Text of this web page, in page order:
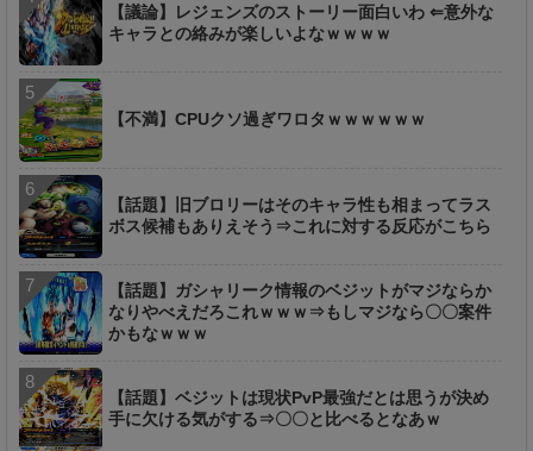
【議論】レジェンズのストーリー面白いわ ⇐意外な
キャラとの絡みが楽しいよなｗｗｗｗ
【不満】CPUクソ過ぎワロタｗｗｗｗｗｗ
【話題】旧ブロリーはそのキャラ性も相まってラス
ボス候補もありえそう⇒これに対する反応がこちら
【話題】ガシャリーク情報のベジットがマジならか
なりやべえだろこれｗｗｗ⇒もしマジなら〇〇案件
かもなｗｗｗ
【話題】ベジットは現状PvP最強だとは思うが決め
手に欠ける気がする⇒〇〇と比べるとなあｗ